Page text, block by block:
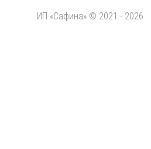
ИП «Сафина» © 2021 - 2026